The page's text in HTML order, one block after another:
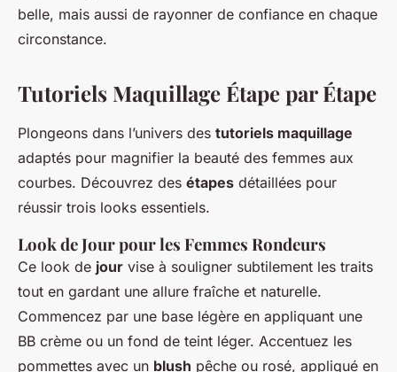
belle, mais aussi de rayonner de confiance en chaque
circonstance.
Tutoriels Maquillage Étape par Étape
Plongeons dans l’univers des tutoriels maquillage
adaptés pour magnifier la beauté des femmes aux
courbes. Découvrez des étapes détaillées pour
réussir trois looks essentiels.
Look de Jour pour les Femmes Rondeurs
Ce look de jour vise à souligner subtilement les traits
tout en gardant une allure fraîche et naturelle.
Commencez par une base légère en appliquant une
BB crème ou un fond de teint léger. Accentuez les
pommettes avec un blush pêche ou rosé, appliqué en